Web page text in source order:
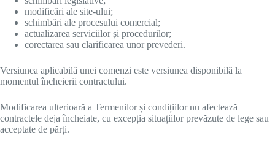
modificări ale site-ului;
schimbări ale procesului comercial;
actualizarea serviciilor și procedurilor;
corectarea sau clarificarea unor prevederi.
Versiunea aplicabilă unei comenzi este versiunea disponibilă la
momentul încheierii contractului.
Modificarea ulterioară a Termenilor și condițiilor nu afectează
contractele deja încheiate, cu excepția situațiilor prevăzute de lege sau
acceptate de părți.